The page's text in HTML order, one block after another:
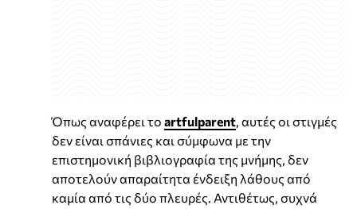
Όπως αναφέρει το artfulparent , αυτές οι στιγμές
δεν είναι σπάνιες και σύμφωνα με την
επιστημονική βιβλιογραφία της μνήμης, δεν
αποτελούν απαραίτητα ένδειξη λάθους από
καμία από τις δύο πλευρές. Αντιθέτως, συχνά